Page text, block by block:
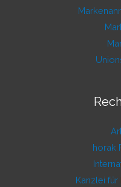
horak
Kanzlei